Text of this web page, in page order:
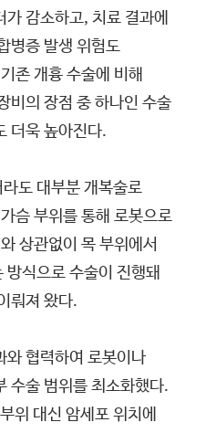
감소하고, 치료 결과에
병증 발생 위험도
존 개흉 수술에 비해
비의 장점 중 하나인 수술
더욱 높아진다.
도 대부분 개복술로
슴 부위를 통해 로봇으로
상관없이 목 부위에서
식으로 수술이 진행돼
뤄져 왔다.
와 협력하여 로봇이나
수술 범위를 최소화했다.
위 대신 암세포 위치에